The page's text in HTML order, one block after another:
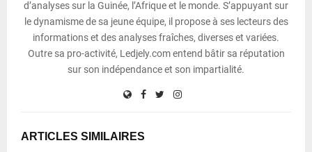
d’analyses sur la Guinée, l’Afrique et le monde. S’appuyant sur
le dynamisme de sa jeune équipe, il propose à ses lecteurs des
informations et des analyses fraîches, diverses et variées.
Outre sa pro-activité, Ledjely.com entend bâtir sa réputation
sur son indépendance et son impartialité.
ARTICLES SIMILAIRES